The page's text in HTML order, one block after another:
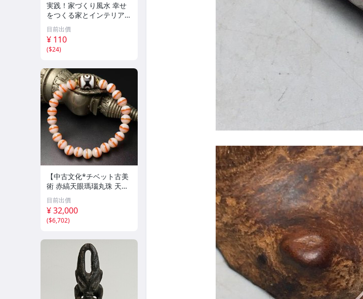
実践！家づくり風水 幸せ
をつくる家とインテリア/
浅野八郎(著者)
目前出價
¥ 110
($24)
【中古文化*チベット古美
術 赤縞天眼瑪瑙丸珠 天地
天珠組み合わせブレスレッ
ト 縞瑪瑙 古玩 アンティー
ク お守り コレクション 腕
輪 】
目前出價
¥ 32,000
($6,702)